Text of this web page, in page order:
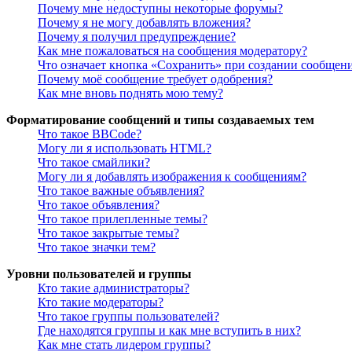
Почему мне недоступны некоторые форумы?
Почему я не могу добавлять вложения?
Почему я получил предупреждение?
Как мне пожаловаться на сообщения модератору?
Что означает кнопка «Сохранить» при создании
Почему моё сообщение требует одобрения?
Как мне вновь поднять мою тему?
Форматирование сообщений и типы создаваемых тем
Что такое BBCode?
Могу ли я использовать HTML?
Что такое смайлики?
Могу ли я добавлять изображения к сообщениям?
Что такое важные объявления?
Что такое объявления?
Что такое прилепленные темы?
Что такое закрытые темы?
Что такое значки тем?
Уровни пользователей и группы
Кто такие администраторы?
Кто такие модераторы?
Что такое группы пользователей?
Где находятся группы и как мне вступить в них?
Как мне стать лидером группы?